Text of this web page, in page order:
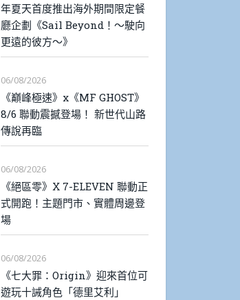
年夏天首度推出海外期間限定餐
廳企劃《Sail Beyond！～駛向
更遠的彼方～》
06/08/2026
《巔峰極速》x《MF GHOST》
8/6 聯動震撼登場！ 新世代山路
傳說再臨
06/08/2026
《絕區零》X 7-ELEVEN 聯動正
式開跑！主題門市、實體周邊登
場
06/08/2026
《七大罪：Origin》迎來首位可
遊玩十誡角色「德里艾利」